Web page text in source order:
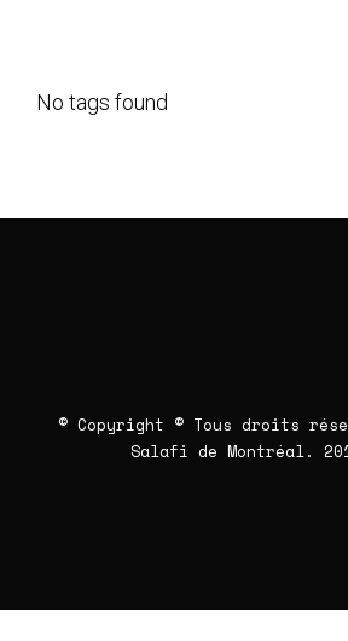
No tags found
© Copyright © Tous droits
Salafi de Montréal.